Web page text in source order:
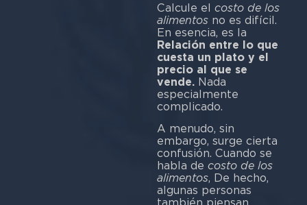
Calcule el costo de los
alimentosno es difícil.
En esencia, es la
Relación entre lo que
cuesta un plato y el
precio al que se
vende.Nada
especialmente
A menudo, sin
embargo, surge cierta
confusión. Cuando se
habla de costo de los
alimentos, De hecho,
algunas personas